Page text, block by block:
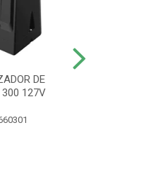
DE
300 127V